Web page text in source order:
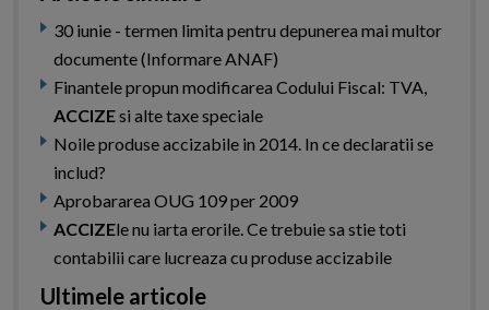
30 iunie - termen limita pentru depunerea mai multor
documente (Informare ANAF)
Finantele propun modificarea Codului Fiscal: TVA,
ACCIZEsi alte taxe speciale
Noile produse accizabile in 2014. In ce declaratii se
includ?
Aprobararea OUG 109 per 2009
ACCIZEle nu iarta erorile. Ce trebuie sa stie toti
contabilii care lucreaza cu produse accizabile
Ultimele articole